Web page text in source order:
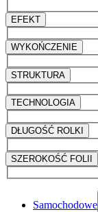
EFEKT
WYKOŃCZENIE
STRUKTURA
TECHNOLOGIA
DŁUGOŚĆ ROLKI
SZEROKOŚĆ FOLII
Samochodowe